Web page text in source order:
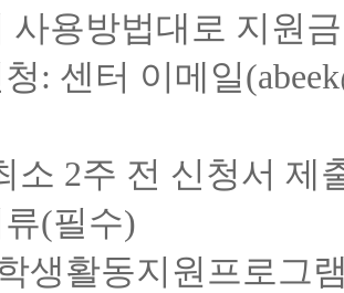
사용방법대로 지원
: 센터 이메일
소 2주 전 신청서 제
(필수)
생활동지원프로그